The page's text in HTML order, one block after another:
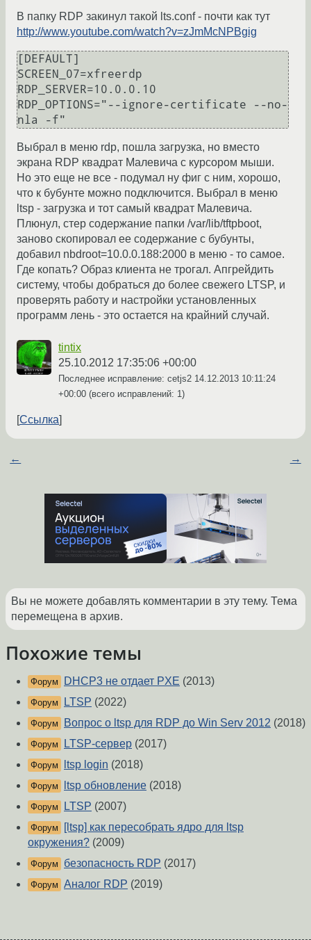
В папку RDP закинул такой lts.conf - почти как тут
http://www.youtube.com/watch?v=zJmMcNPBgig
[DEFAULT]
SCREEN_07=xfreerdp
RDP_SERVER=10.0.0.10
RDP_OPTIONS="--ignore-certificate --no-
nla -f"
Выбрал в меню rdp, пошла загрузка, но вместо
экрана RDP квадрат Малевича с курсором мыши.
Но это еще не все - подумал ну фиг с ним, хорошо,
что к бубунте можно подключится. Выбрал в меню
ltsp - загрузка и тот самый квадрат Малевича.
Плюнул, стер содержание папки /var/lib/tftpboot,
заново скопировал ее содержание с бубунты,
добавил nbdroot=10.0.0.188:2000 в меню - то самое.
Где копать? Образ клиента не трогал. Апгрейдить
систему, чтобы добраться до более свежего LTSP, и
проверять работу и настройки установленных
программ лень - это остается на крайний случай.
tintix
25.10.2012 17:35:06 +00:00
Последнее исправление: cetjs2 14.12.2013 10:11:24
+00:00 (всего исправлений: 1)
Ссылка
← →
Вы не можете добавлять комментарии в эту тему. Тема
перемещена в архив.
Похожие темы
Форум DHCP3 не отдает PXE (2013)
Форум LTSP (2022)
Форум Вопрос о ltsp для RDP до Win Serv 2012 (2018)
Форум LTSP-сервер (2017)
Форум ltsp login (2018)
Форум ltsp обновление (2018)
Форум LTSP (2007)
Форум
[ltsp] как пересобрать ядро для ltsp
окружения? (2009)
Форум безопасность RDP (2017)
Форум Аналог RDP (2019)